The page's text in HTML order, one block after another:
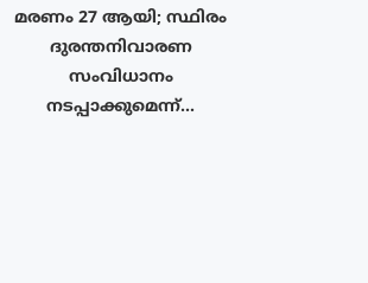
മരണം 27 ആയി; സ്ഥിരം
ദുരന്തനിവാരണ
സംവിധാനം
നടപ്പാക്കുമെന്ന്...